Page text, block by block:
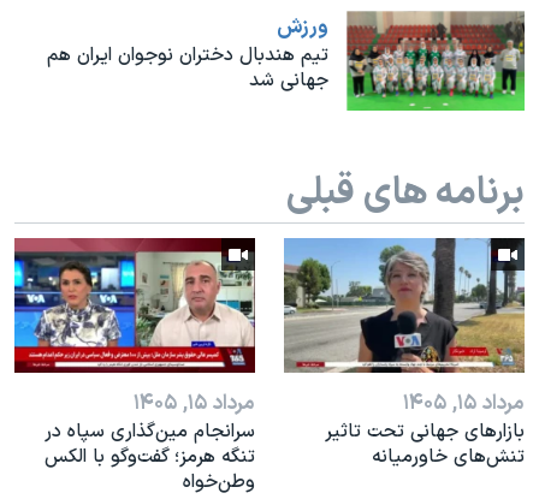
نرگس محمدی برنده جایزه نوبل صلح
همایش محافظه‌کاران آمریکا «سی‌پک»
سفر پرزیدنت ترامپ به چین
ورزش
تیم هندبال دختران نوجوان ایران هم
جهانی شد
برنامه های قبلی
مرداد ۱۵, ۱۴۰۵
بازارهای جهانی تحت تاثیر
تنش‌های خاورمیانه
مرداد ۱۵, ۱۴۰۵
سرانجام مین‌گذاری‌ سپاه در
تنگه هرمز؛ گفت‌وگو با الکس
وطن‌خواه